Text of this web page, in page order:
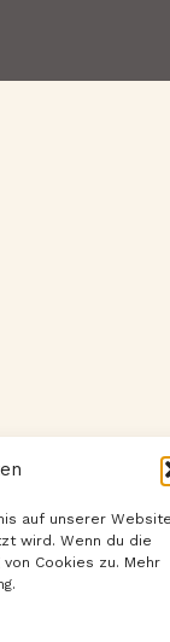
auf unserer
wird. Wenn du die
Cookies zu. Mehr